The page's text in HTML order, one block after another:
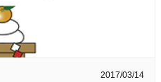
2017/03/14